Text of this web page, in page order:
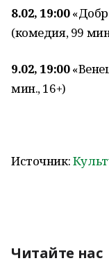
8.02, 19:00
(комедия, 99
9.02, 19:00
мин., 16+)
Источник:
Читайте нас